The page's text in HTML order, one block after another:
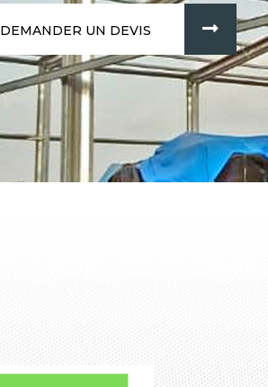
DEMANDER UN DEVIS